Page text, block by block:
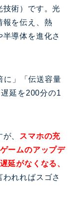
技術）です。光
報を伝え、熱
半導体を進化さ
に」「伝送容量
延を200分の1
、
スマホの充
ームのアップデ
延がなくなる、
われればスゴさ